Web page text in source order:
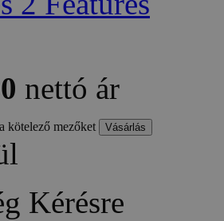
nettó ár
kötelező mezőket
Kérésre